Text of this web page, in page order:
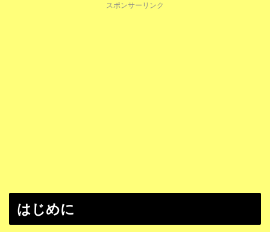
スポンサーリンク
はじめに